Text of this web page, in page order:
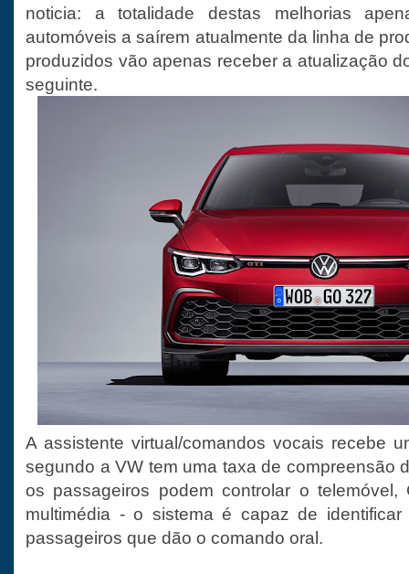
noticia: a totalidade destas melhorias
automóveis a saírem atualmente da linha de
produzidos vão apenas receber a atualização
seguinte.
A assistente virtual/comandos vocais recebe
segundo a VW tem uma taxa de compreensão
os passageiros podem controlar o telemóvel,
multimédia - o sistema é capaz de
passageiros que dão o comando oral.